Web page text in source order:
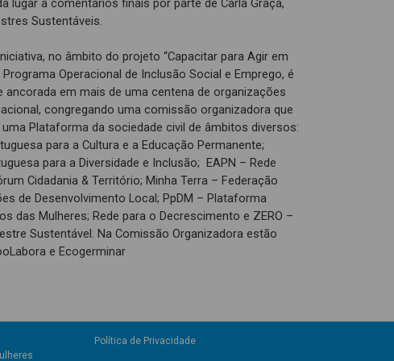
lugar a comentários finais por parte de Carla Graça,
Sustentáveis.
no âmbito do projeto “Capacitar para Agir em
Programa Operacional de Inclusão Social e Emprego, é
ancorada em mais de uma centena de organizações
congregando uma comissão organizadora que
Plataforma da sociedade civil de âmbitos diversos:
para a Cultura e a Educação Permanente;
para a Diversidade e Inclusão; EAPN – Rede
Cidadania & Território; Minha Terra – Federação
de Desenvolvimento Local; PpDM – Plataforma
das Mulheres; Rede para o Decrescimento e ZERO –
Sustentável. Na Comissão Organizadora estão
e Ecogerminar
Política de Privacidade